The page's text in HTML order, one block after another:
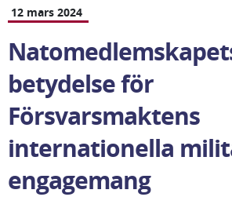
12 mars 2024
betydelse för
Försvarsmaktens
internationella
engagemang